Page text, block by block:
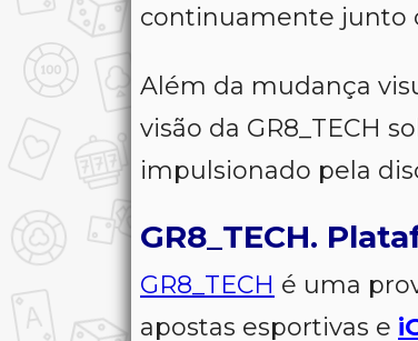
continuamente junto
Além da mudança
visão da GR8_TECH
impulsionado pela
GR8_TECH.
GR8_TECH é uma
apostas esportivas e